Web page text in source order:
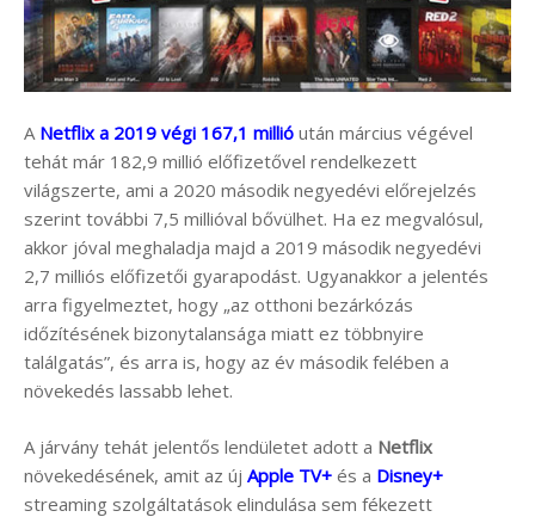
A Netflix a 2019 végi 167,1 millió után március végével
tehát már 182,9 millió előfizetővel rendelkezett
világszerte, ami a 2020 második negyedévi előrejelzés
szerint további 7,5 millióval bővülhet. Ha ez megvalósul,
akkor jóval meghaladja majd a 2019 második negyedévi
2,7 milliós előfizetői gyarapodást. Ugyanakkor a jelentés
arra figyelmeztet, hogy „az otthoni bezárkózás
időzítésének bizonytalansága miatt ez többnyire
találgatás”, és arra is, hogy az év második felében a
növekedés lassabb lehet.
A járvány tehát jelentős lendületet adott a Netflix
növekedésének, amit az új Apple TV+ és a Disney+
streaming szolgáltatások elindulása sem fékezett